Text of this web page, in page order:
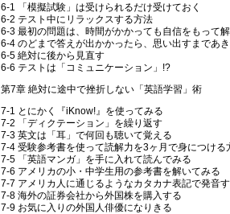
6-1 「模擬試験」は受けられるだけ受けておく
6-2 テスト中にリラックスする方法
6-3 最初の問題は、時間がかかっても自信をもって解
6-4 のどまで答えが出かかったら、思い出すまであ
6-5 絶対に後から見直す
6-6 テストは「コミュニケーション」!?
第7章 絶対に途中で挫折しない「英語学習」術
7-1 とにかく『iKnow!』を使ってみる
7-2 「ディクテーション」を繰り返す
7-3 英文は「耳」で何回も聴いて覚える
7-4 受験参考書を使って読解力を3ヶ月で身につける
7-5 「英語マンガ」を手に入れて読んでみる
7-6 アメリカの小・中学生用の参考書を解いてみる
7-7 アメリカ人に通じるようなカタカナ表記で発音
7-8 海外の証券会社から外国株を購入する
7-9 お気に入りの外国人俳優になりきる